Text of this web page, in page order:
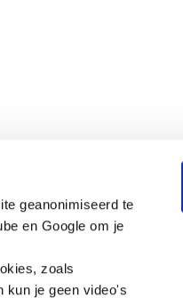
geanonimiseerd te
en Google om je
zoals
kun je geen video's
Wegwijzer